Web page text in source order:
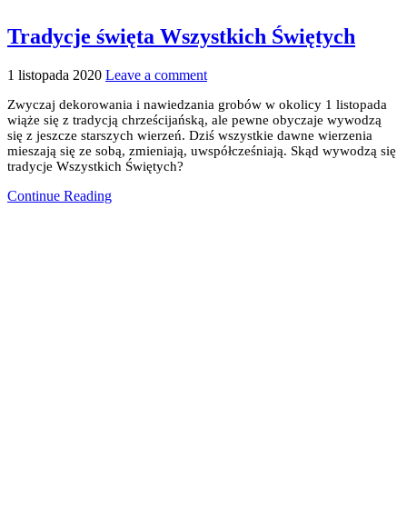
Tradycje święta Wszystkich Świętych
1 listopada 2020 Leave a comment
Zwyczaj dekorowania i nawiedzania grobów w okolicy 1 listopada
wiąże się z tradycją chrześcijańską, ale pewne obyczaje wywodzą
się z jeszcze starszych wierzeń. Dziś wszystkie dawne wierzenia
mieszają się ze sobą, zmieniają, uwspółcześniają. Skąd wywodzą się
tradycje Wszystkich Świętych?
Continue Reading